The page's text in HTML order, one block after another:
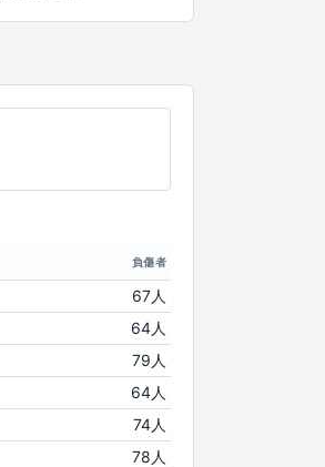
負傷者
67人
64人
79人
64人
74人
78人